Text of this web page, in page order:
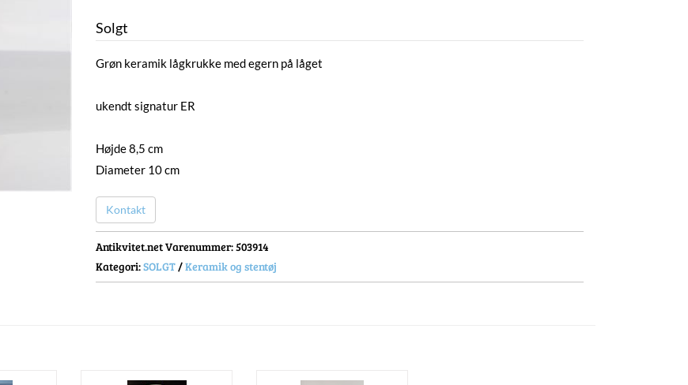
Solgt
Grøn keramik lågkrukke med egern på låget
ukendt signatur ER
Højde 8,5 cm
Diameter 10 cm
Kontakt
Antikvitet.net Varenummer: 503914
Kategori:SOLGT/Keramik og stentøj